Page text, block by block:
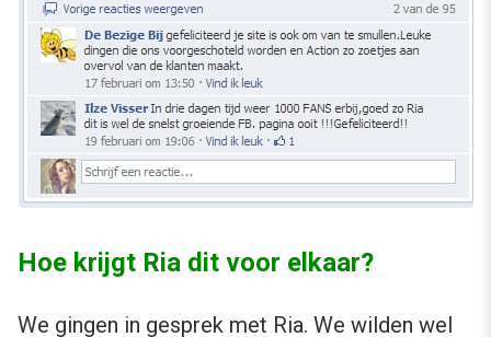
Hoe krijgt Ria dit voor elkaar?
We gingen in gesprek met Ria. We wilden wel